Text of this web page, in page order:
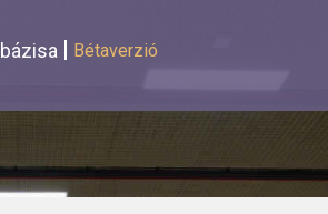
Bétaverzió